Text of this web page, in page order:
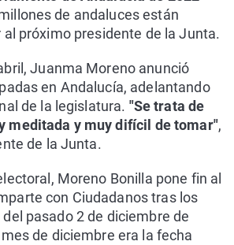
de andaluces están
al próximo presidente de la Junta.
Juanma Moreno anunció
en Andalucía, adelantando
de la legislatura. "Se trata de
meditada y muy difícil de tomar",
de la Junta.
Moreno Bonilla pone fin al
con Ciudadanos tras los
pasado 2 de diciembre de
de diciembre era la fecha